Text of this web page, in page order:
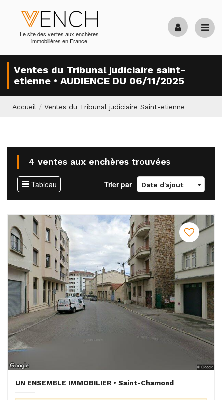
Le site des ventes aux enchères
immobilières en France
Ventes du Tribunal judiciaire saint-
etienne • AUDIENCE DU 06/11/2025
Accueil / Ventes du Tribunal judiciaire Saint-etienne
4 ventes aux enchères trouvées
Tableau Trier par Date d'ajout
UN ENSEMBLE IMMOBILIER • Saint-Chamond